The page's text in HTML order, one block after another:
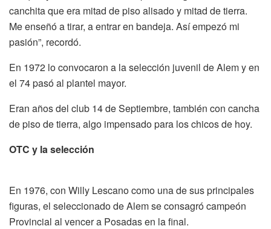
canchita que era mitad de piso alisado y mitad de tierra.
Me enseñó a tirar, a entrar en bandeja. Así empezó mi
pasión”, recordó.
En 1972 lo convocaron a la selección juvenil de Alem y en
el 74 pasó al plantel mayor.
Eran años del club 14 de Septiembre, también con cancha
de piso de tierra, algo impensado para los chicos de hoy.
OTC y la selección
En 1976, con Willy Lescano como una de sus principales
figuras, el seleccionado de Alem se consagró campeón
Provincial al vencer a Posadas en la final.